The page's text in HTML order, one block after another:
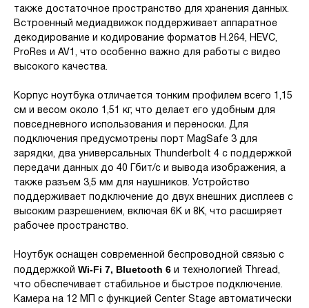
также достаточное пространство для хранения данных.
Встроенный медиадвижок поддерживает аппаратное
декодирование и кодирование форматов H.264, HEVC,
ProRes и AV1, что особенно важно для работы с видео
высокого качества.
Корпус ноутбука отличается тонким профилем всего 1,15
см и весом около 1,51 кг, что делает его удобным для
повседневного использования и переноски. Для
подключения предусмотрены порт MagSafe 3 для
зарядки, два универсальных Thunderbolt 4 с поддержкой
передачи данных до 40 Гбит/с и вывода изображения, а
также разъем 3,5 мм для наушников. Устройство
поддерживает подключение до двух внешних дисплеев с
высоким разрешением, включая 6K и 8K, что расширяет
рабочее пространство.
Ноутбук оснащен современной беспроводной связью с
поддержкой Wi-Fi 7, Bluetooth 6 и технологией Thread,
что обеспечивает стабильное и быстрое подключение.
Камера на 12 МП с функцией Center Stage автоматически